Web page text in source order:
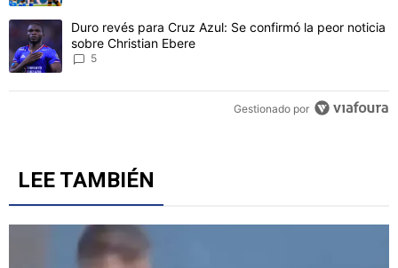
Un artículo de tendencia con el título "Duro revés para Cruz Azul:
Duro revés para Cruz Azul: Se confirmó la peor noticia
sobre Christian Ebere
5
Gestionado por
LEE TAMBIÉN